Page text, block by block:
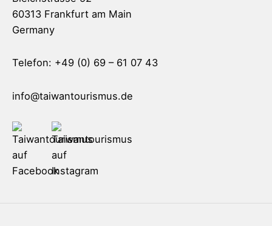
60313 Frankfurt am Main
Germany
Telefon: +49 (0) 69 – 61 07 43
info@taiwantourismus.de